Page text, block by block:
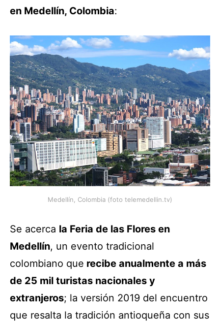
en Medellín, Colombia:
Medellín, Colombia (foto telemedellin.tv)
Se acerca la Feria de las Flores en
Medellín, un evento tradicional
colombiano que recibe anualmente a más
de 25 mil turistas nacionales y
extranjeros; la versión 2019 del encuentro
que resalta la tradición antioqueña con sus